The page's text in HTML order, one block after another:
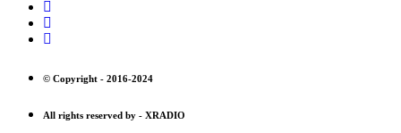
© Copyright - 2016-2024
All rights reserved by - XRADIO